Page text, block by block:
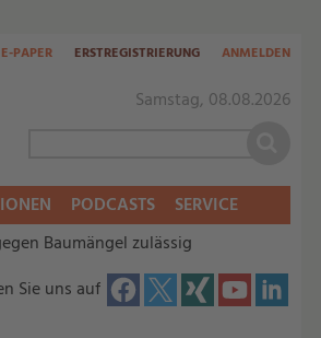
Samstag, 08.08.2026
E-PAPER ERSTREGISTRIERUNG ANMELDEN
Baumängel zulässig
Sie uns auf
PODCASTS SERVICE